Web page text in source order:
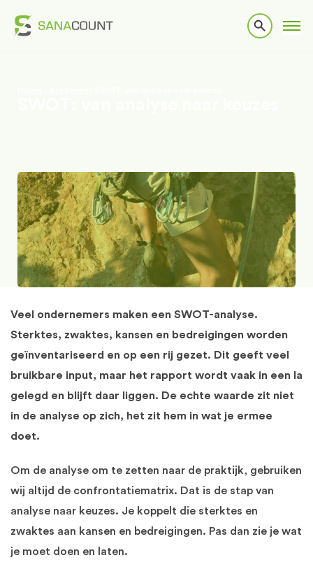
Veel ondernemers maken een SWOT-analyse.
Sterktes, zwaktes, kansen en bedreigingen worden
geïnventariseerd en op een rij gezet. Dit geeft veel
bruikbare input, maar het rapport wordt vaak in een la
gelegd en blijft daar liggen. De echte waarde zit niet
in de analyse op zich, het zit hem in wat je ermee
doet.
Om de analyse om te zetten naar de praktijk, gebruiken
wij altijd de confrontatiematrix. Dat is de stap van
analyse naar keuzes. Je koppelt die sterktes en
zwaktes aan kansen en bedreigingen. Pas dan zie je wat
je moet doen en laten.